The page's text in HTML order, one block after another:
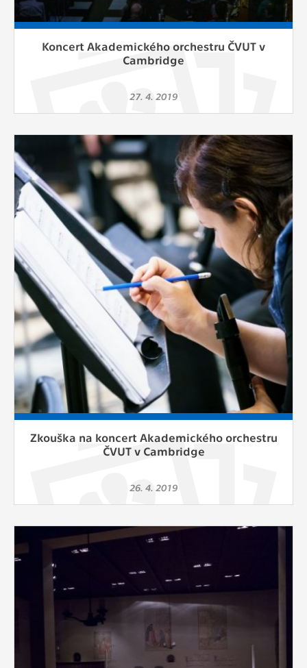
Koncert Akademického orchestru ČVUT v
Cambridge
27. 4. 2019
Zkouška na koncert Akademického orchestru
ČVUT v Cambridge
26. 4. 2019